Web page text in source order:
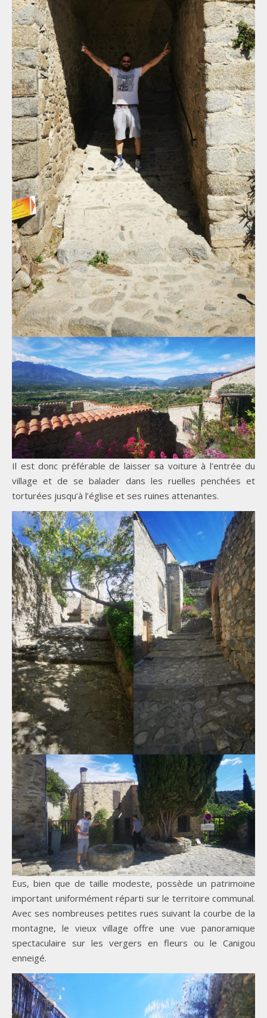
Il est donc préférable de laisser sa voiture à l’entrée du
village et de se balader dans les ruelles penchées et
torturées jusqu’à l’église et ses ruines attenantes.
Eus, bien que de taille modeste, possède un patrimoine
important uniformément réparti sur le territoire communal.
Avec ses nombreuses petites rues suivant la courbe de la
montagne, le vieux village offre une vue panoramique
spectaculaire sur les vergers en fleurs ou le Canigou
enneigé.